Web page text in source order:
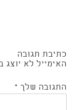
כתיבת תגובה
האימייל לא יוצג
התגובה שלך *